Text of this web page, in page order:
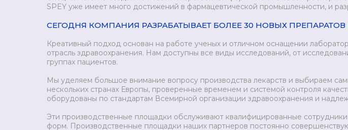
SPEY уже имеет много достижений в фармацевтической промышленности, и
СЕГОДНЯ КОМПАНИЯ РАЗРАБАТЫВАЕТ БОЛЕЕ 30 НОВЫХ
Креативный подход основан на работе ученых и отличном оснащении
отрасль здравоохранения. Нам доступны все виды исследований, от
группах пациентов.
Мы уделяем большое внимание вопросу производства лекарств и выбираем
нескольких странах Европы, проверенные временем и системой контроля
оборудованы по стандартам Всемирной организации здравоохранения и
Эти производственные площадки обслуживают квалифицированные
форм. Производственные площадки наших партнеров постоянно